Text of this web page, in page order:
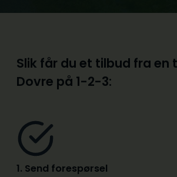
Slik får du et tilbud fra en
Dovre på 1-2-3:
1. Send forespørsel